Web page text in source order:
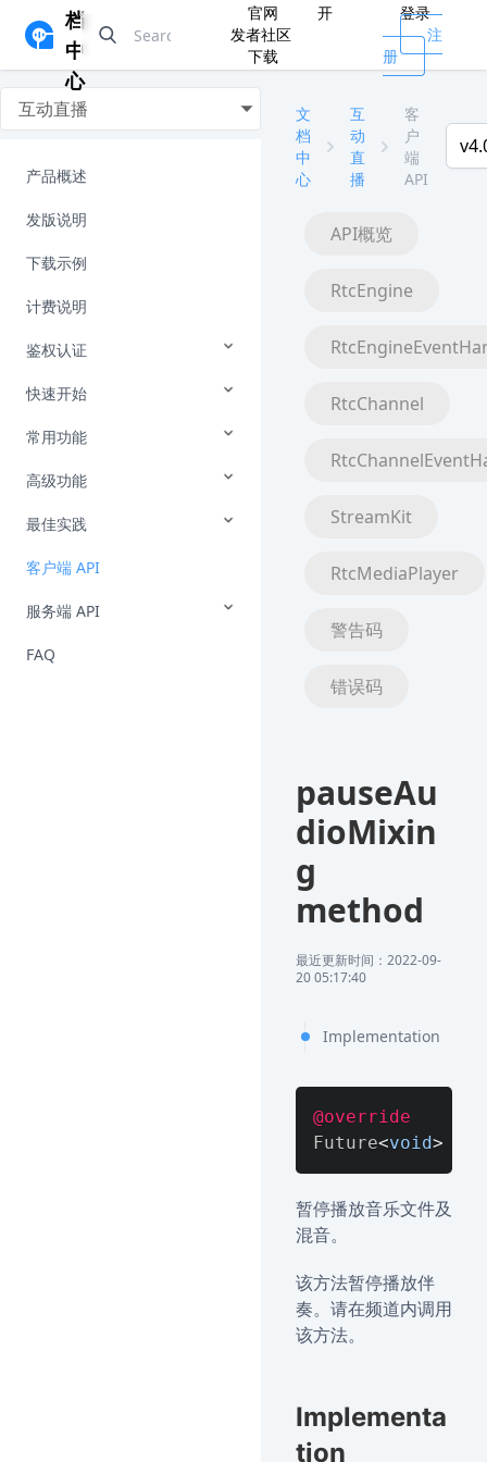
档
中
心
官网
开
发者社区
下载
登录
注
册
互动直播
产品概述
发版说明
下载示例
计费说明
鉴权认证
快速开始
常用功能
高级功能
最佳实践
客户端 API
服务端 API
FAQ
文
档
中
心
互
动
直
播
客
户
端
API
API概览
RtcEngine
RtcChannel
StreamKit
RtcMediaPlayer
警告码
错误码
pauseAu
dioMixin
g
method
最近更新时间：2022-09-
20 05:17:40
Implementation
@override
Future<void>
暂停播放音乐文件及
混音。
该方法暂停播放伴
奏。请在频道内调用
该方法。
Implementa
tion